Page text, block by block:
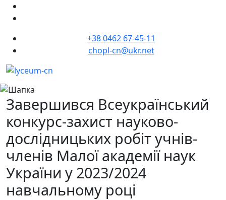
+38 0462 67-45-11
chopl-cn@ukr.net
Завершився Всеукраїнський
конкурс-захист науково-
дослідницьких робіт учнів-
членів Малої академії наук
України у 2023/2024
навчальному році